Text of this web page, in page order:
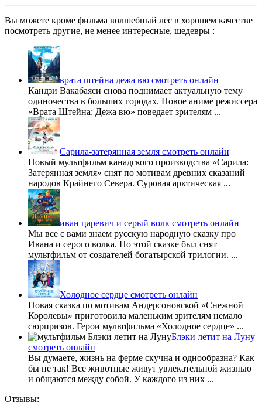
Вы можете кроме фильма волшебный лес в хорошем качестве
посмотреть другие, не менее интересные, шедевры :
врата штейна дежа вю смотреть онлайн
Кандзи Вакабаяси снова поднимает актуальную тему
одиночества в больших городах. Новое аниме режиссера
«Врата Штейна: Дежа вю» поведает зрителям ...
Сарила-затерянная земля смотреть онлайн
Новый мультфильм канадского производства «Сарила:
Затерянная земля» снят по мотивам древних сказаний
народов Крайнего Севера. Суровая арктическая ...
иван царевич и серый волк смотреть онлайн
Мы все с вами знаем русскую народную сказку про
Ивана и серого волка. По этой сказке был снят
мультфильм от создателей богатырской трилогии. ...
Холодное сердце смотреть онлайн
Новая сказка по мотивам Андерсоновской «Снежной
Королевы» приготовила маленьким зрителям немало
сюрпризов. Герои мультфильма «Холодное сердце» ...
Блэки летит на Луну
смотреть онлайн
Вы думаете, жизнь на ферме скучна и однообразна? Как
бы не так! Все животные живут увлекательной жизнью
и общаются между собой. У каждого из них ...
Отзывы: